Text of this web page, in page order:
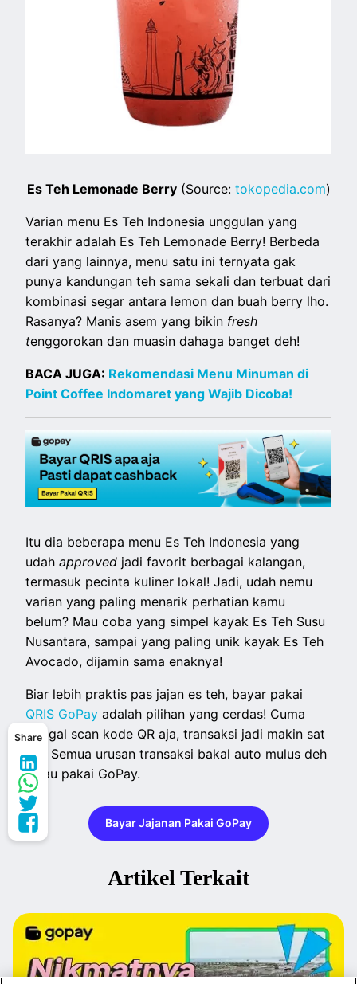
Share
Es Teh Lemonade Berry(Source: tokopedia.com)
Varian menu Es Teh Indonesia unggulan yang
terakhir adalah Es Teh Lemonade Berry! Berbeda
dari yang lainnya, menu satu ini ternyata gak
punya kandungan teh sama sekali dan terbuat dari
kombinasi segar antara lemon dan buah berry lho.
Rasanya? Manis asem yang bikin fresh
tenggorokan dan muasin dahaga banget deh!
BACA JUGA: Rekomendasi Menu Minuman di
Point Coffee Indomaret yang Wajib Dicoba!
Itu dia beberapa menu Es Teh Indonesia yang
udahapproved jadi favorit berbagai kalangan,
termasuk pecinta kuliner lokal! Jadi, udah nemu
varian yang paling menarik perhatian kamu
belum? Mau coba yang simpel kayak Es Teh Susu
Nusantara, sampai yang paling unik kayak Es Teh
Avocado, dijamin sama enaknya!
Biar lebih praktis pas jajan es teh, bayar pakai
QRIS GoPay adalah pilihan yang cerdas! Cuma
tinggal scan kode QR aja, transaksi jadi makin sat
set. Semua urusan transaksi bakal auto mulus deh
kalau pakai GoPay.
Bayar Jajanan Pakai GoPay
Artikel Terkait